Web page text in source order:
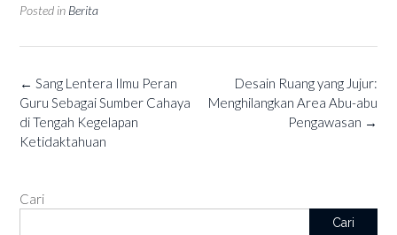
Posted in Berita
Post
navigation
Desain Ruang yang Jujur:
Menghilangkan Area Abu-abu
Pengawasan →
← Sang Lentera Ilmu Peran
Guru Sebagai Sumber Cahaya
di Tengah Kegelapan
Ketidaktahuan
Cari
Cari